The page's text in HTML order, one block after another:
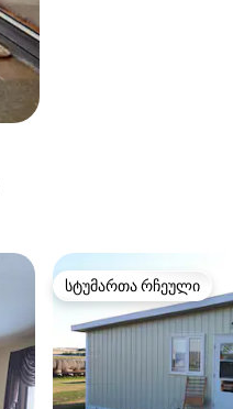
სტუმართა რჩეული
სტუმართა რჩეული